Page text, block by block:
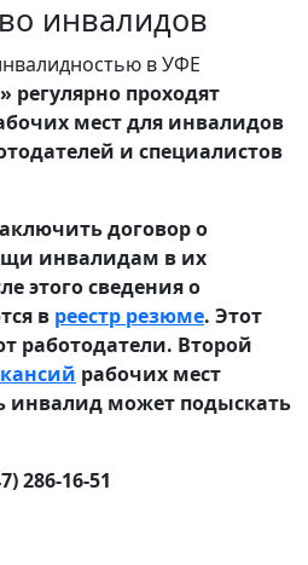
инвалидов
проходят
мест для инвалидов
и специалистов
договор о
инвалидам в их
этого сведения о
в реестр резюме. Этот
работодатели. Второй
рабочих мест
инвалид может подыскать
286-16-51